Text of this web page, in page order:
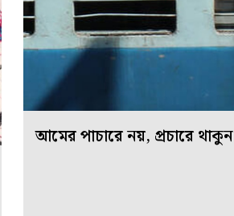
আমের পাচারে নয়, প্রচারে থাকুন